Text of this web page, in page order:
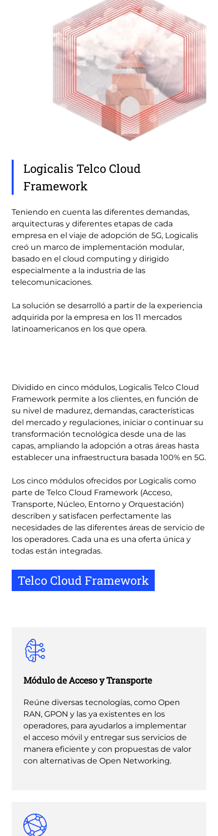
Logicalis Telco Cloud
Framework
Teniendo en cuenta las diferentes demandas,
arquitecturas y diferentes etapas de cada
empresa en el viaje de adopción de 5G, Logicalis
creó un marco de implementación modular,
basado en el cloud computing y dirigido
especialmente a la industria de las
telecomunicaciones.
La solución se desarrolló a partir de la experiencia
adquirida por la empresa en los 11 mercados
latinoamericanos en los que opera.
Dividido en cinco módulos, Logicalis Telco Cloud
Framework permite a los clientes, en función de
su nivel de madurez, demandas, características
del mercado y regulaciones, iniciar o continuar su
transformación tecnológica desde una de las
capas, ampliando la adopción a otras áreas hasta
establecer una infraestructura basada 100% en 5G.
Los cinco módulos ofrecidos por Logicalis como
parte de Telco Cloud Framework (Acceso,
Transporte, Núcleo, Entorno y Orquestación)
describen y satisfacen perfectamente las
necesidades de las diferentes áreas de servicio de
los operadores. Cada una es una oferta única y
todas están integradas.
Telco Cloud Framework
Módulo de Acceso y Transporte
Reúne diversas tecnologías, como Open
RAN, GPON y las ya existentes en los
operadores, para ayudarlos a implementar
el acceso móvil y entregar sus servicios de
manera eficiente y con propuestas de valor
con alternativas de Open Networking.